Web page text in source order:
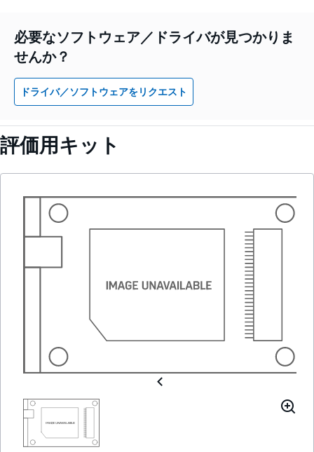
必要なソフトウェア／ドライバが見つかりま
せんか？
ドライバ／ソフトウェアをリクエスト
評価用キット